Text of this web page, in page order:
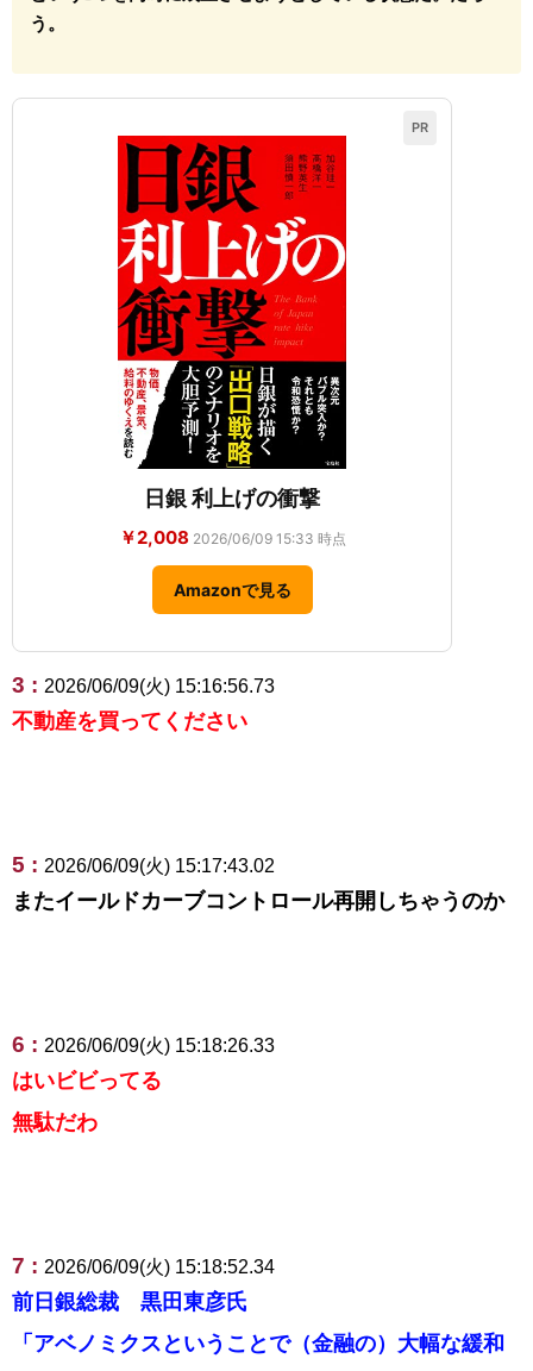
う。
PR
日銀 利上げの衝撃
￥2,008 2026/06/09 15:33 時点
Amazonで見る
3 : 2026/06/09(火) 15:16:56.73
不動産を買ってください
5 : 2026/06/09(火) 15:17:43.02
またイールドカーブコントロール再開しちゃうのか
6 : 2026/06/09(火) 15:18:26.33
はいビビってる
無駄だわ
7 : 2026/06/09(火) 15:18:52.34
前日銀総裁 黒田東彦氏
「アベノミクスということで（金融の）大幅な緩和